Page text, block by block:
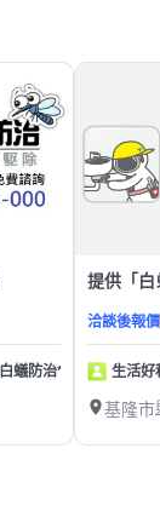
蟻防治*居家害蟲*防
提供「
洽談後報價
生活好
基隆市